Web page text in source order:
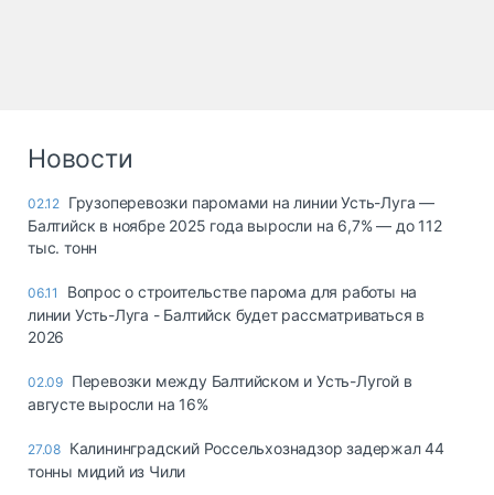
Новости
02.12 Грузоперевозки паромами на линии Усть-Луга —
Балтийск в ноябре 2025 года выросли на 6,7% — до 112
тыс. тонн
06.11
Вопрос о строительстве парома для работы на
линии Усть-Луга - Балтийск будет рассматриваться в
2026
02.09 Перевозки между Балтийском и Усть-Лугой в
августе выросли на 16%
27.08 Калининградский Россельхознадзор задержал 44
тонны мидий из Чили